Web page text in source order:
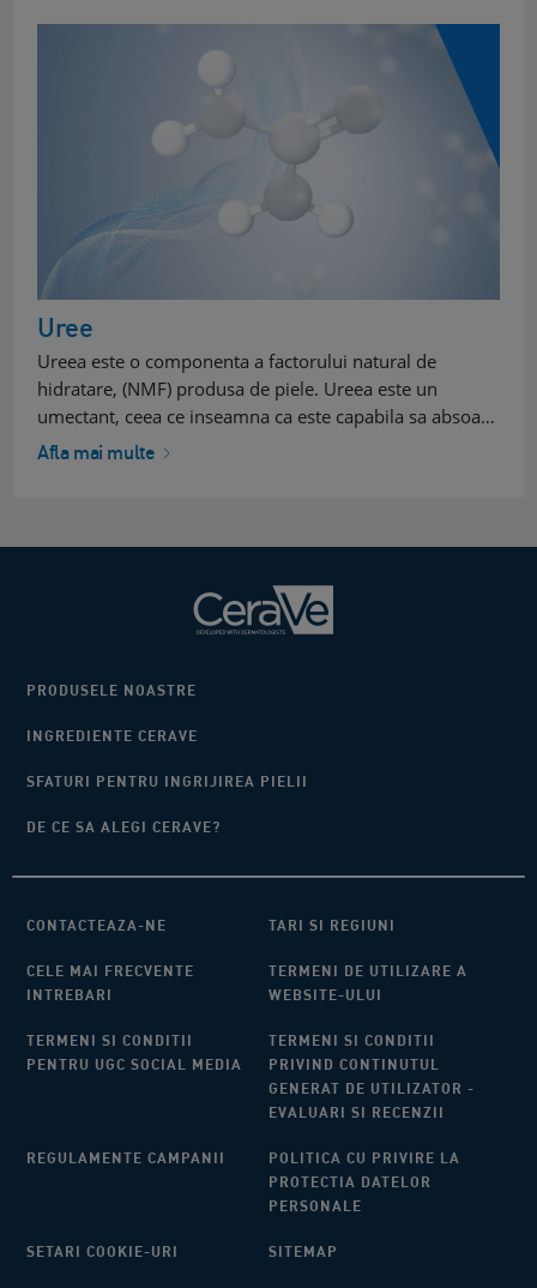
Uree
Ureea este o componenta a factorului natural de
hidratare, (NMF) produsa de piele. Ureea este un
umectant, ceea ce inseamna ca este capabila sa absoa…
Afla mai multe
PRODUSELE NOASTRE
INGREDIENTE CERAVE
SFATURI PENTRU INGRIJIREA PIELII
DE CE SA ALEGI CERAVE?
CONTACTEAZA-NE TARI SI REGIUNI​
CELE MAI FRECVENTE
INTREBARI
TERMENI DE UTILIZARE A
WEBSITE-ULUI​
TERMENI SI CONDITII
PENTRU UGC SOCIAL MEDIA
TERMENI SI CONDITII
PRIVIND CONTINUTUL
GENERAT DE UTILIZATOR -
EVALUARI SI RECENZII
REGULAMENTE CAMPANII
POLITICA CU PRIVIRE LA
PROTECTIA DATELOR
PERSONALE
SETARI COOKIE-URI SITEMAP